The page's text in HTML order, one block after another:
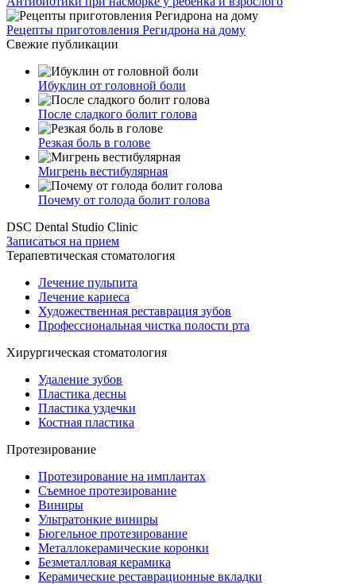
Рецепты приготовления Регидрона на дому
Свежие публикации
Ибуклин от головной боли
После сладкого болит голова
Резкая боль в голове
Мигрень вестибулярная
Почему от голода болит голова
DSC Dental Studio Clinic
Записаться на прием
Терапевтическая стоматология
Лечение пульпита
Лечение кариеса
Художественная реставрация зубов
Профессиональная чистка полости рта
Хирургическая стоматология
Удаление зубов
Пластика десны
Пластика уздечки
Костная пластика
Протезирование
Протезирование на имплантах
Съемное протезирование
Виниры
Ультратонкие виниры
Бюгельное протезирование
Металлокерамические коронки
Безметалловая керамика
Керамические реставрационные вкладки